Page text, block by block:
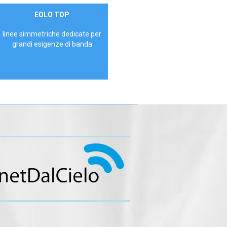
ContattaciEOLO TOP
linee simmetriche dedicate per
grandi esigenze di banda